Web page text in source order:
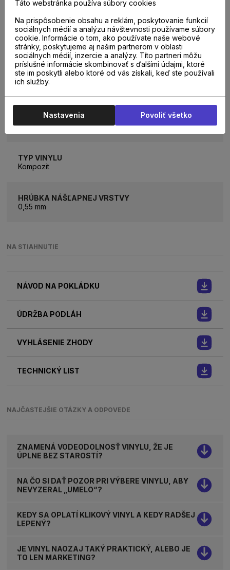
33
VHODNÁ NA PODLAHOVÉ KÚRENIE
Áno
ODOLNOSŤ PROTI ODERU
AC4
KOLEKCIA
Herringbone
TYP VINYLU
Kompozit
HRÚBKA NÁŠĽAPNEJ VRSTVY
0,55 mm
NA STIAHNUTIE
NÁVOD NA POKLÁDKU
ÚDRŽBA PODLÁH
VYHLÁSENIE ZHODY
TECHNICKÝ LIST
NAJČASTEJŠIE OTÁZKY A ODPOVEDE
ZNAMENÁ VODEODOLNOSŤ VINYLU, ŽE JE
ÚPLNE BEZ STAROSTÍ?
NA ČO SI DAŤ POZOR PRI VÝBERE VINYLU, ABY
NEVYZERAL „UMELO“?
KEDY SA OPLATÍ KLIKOVÝ VINYL A KEDY RADŠEJ
LEPENÝ?
JE VINYL NAOZAJ TAKÝ PRAKTICKÝ, ALEBO JE
TO LEN MARKETING?
Táto webstránka používa súbory cookies
Na prispôsobenie obsahu a reklám, poskytovanie funkcií
sociálnych médií a analýzu návštevnosti používame súbory
cookie. Informácie o tom, ako používate naše webové
stránky, poskytujeme aj našim partnerom v oblasti
sociálnych médií, inzercie a analýzy. Títo partneri môžu
príslušné informácie skombinovať s ďalšími údajmi, ktoré
ste im poskytli alebo ktoré od vás získali, keď ste používali
ich služby.
Nastavenia Povoliť všetko